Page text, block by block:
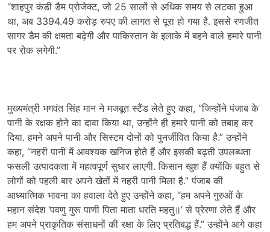
“शाहपुर कंडी डैम प्रोजेक्ट, जो 25 सालों से अधिक समय से लटका हुआ
था, अब 3394.49 करोड़ रुपए की लागत से पूरा हो गया है. इससे रणजीत
सागर डैम की क्षमता बढ़ेगी और पाकिस्तान के इलाके में बहने वाले हमारे पानी
पर रोक लगेगी.”
मुख्यमंत्री भगवंत सिंह मान ने मजबूत स्टैंड लेते हुए कहा, “जिन्होंने पंजाब के
पानी के रक्षक होने का दावा किया था, उन्होंने ही हमारे पानी को तबाह कर
दिया. हमने अपने पानी और सिस्टम दोनों को पुनर्जीवित किया है.” उन्होंने
कहा, “नहरी पानी में आवश्यक खनिज होते हैं और इसकी बढ़ती उपलब्धता
फसली उत्पादकता में महत्वपूर्ण सुधार लाएगी. किसान खुश हैं क्योंकि बहुत से
लोगों को पहली बार अपने खेतों में नहरी पानी मिला है.” पंजाब की
आध्यात्मिक भावना का हवाला देते हुए उन्होंने कहा, “हम अपने गुरुओं के
महान संदेश ‘पवणु गुरू पाणी पिता माता धरति महतु॥’ से प्रेरणा लेते हैं और
हम अपने प्राकृतिक संसाधनों की रक्षा के लिए प्रतिबद्ध हैं.” उन्होंने आगे कहा